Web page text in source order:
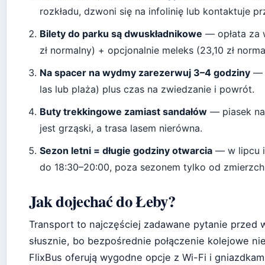
rozkładu, dzwoni się na infolinię lub kontaktuje
Bilety do parku są dwuskładnikowe — opłata za
zł normalny) + opcjonalnie meleks (23,10 zł
Na spacer na wydmy zarezerwuj 3–4 godziny —
las lub plaża) plus czas na zwiedzanie i powrót.
Buty trekkingowe zamiast sandałów — piasek
jest grząski, a trasa lasem nierówna.
Sezon letni = długie godziny otwarcia — w lipcu i
do 18:30–20:00, poza sezonem tylko od
Jak dojechać do Łeby?
Transport to najczęściej zadawane pytanie przed
słusznie, bo bezpośrednie połączenie kolejowe
FlixBus oferują wygodne opcje z Wi-Fi i